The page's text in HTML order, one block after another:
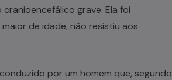
grave. Ela foi
de idade, não resistiu aos
por um homem que, segundo